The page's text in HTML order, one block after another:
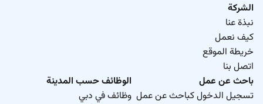
الشركة
نبذة عنا
كيف نعمل
خريطة الموقع
اتصل بنا
باحث عن عمل
تسجيل الدخول كباحث عن عمل
الوظائف حسب المدينة
وظائف في دبي